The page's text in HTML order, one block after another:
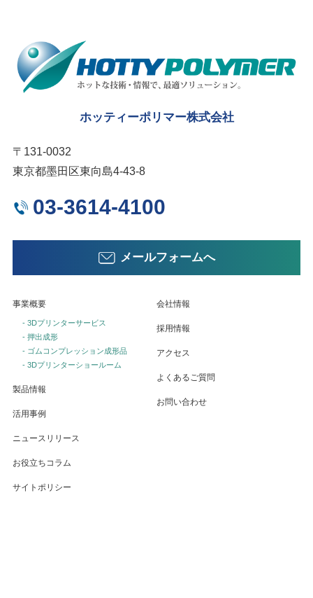
ホッティーポリマー株式会社
〒131-0032
東京都墨田区東向島4-43-8
03-3614-4100
メールフォームへ
事業概要
- 3Dプリンターサービス
- 押出成形
- ゴムコンプレッション成形品
- 3Dプリンターショールーム
製品情報
活用事例
ニュースリリース
お役立ちコラム
会社情報
採用情報
アクセス
よくあるご質問
お問い合わせ
サイトポリシー